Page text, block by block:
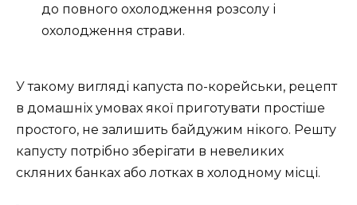
до повного охолодження розсолу і
охолодження страви.
У такому вигляді капуста по-корейськи, рецепт
в домашніх умовах якої приготувати простіше
простого, не залишить байдужим нікого. Решту
капусту потрібно зберігати в невеликих
скляних банках або лотках в холодному місці.